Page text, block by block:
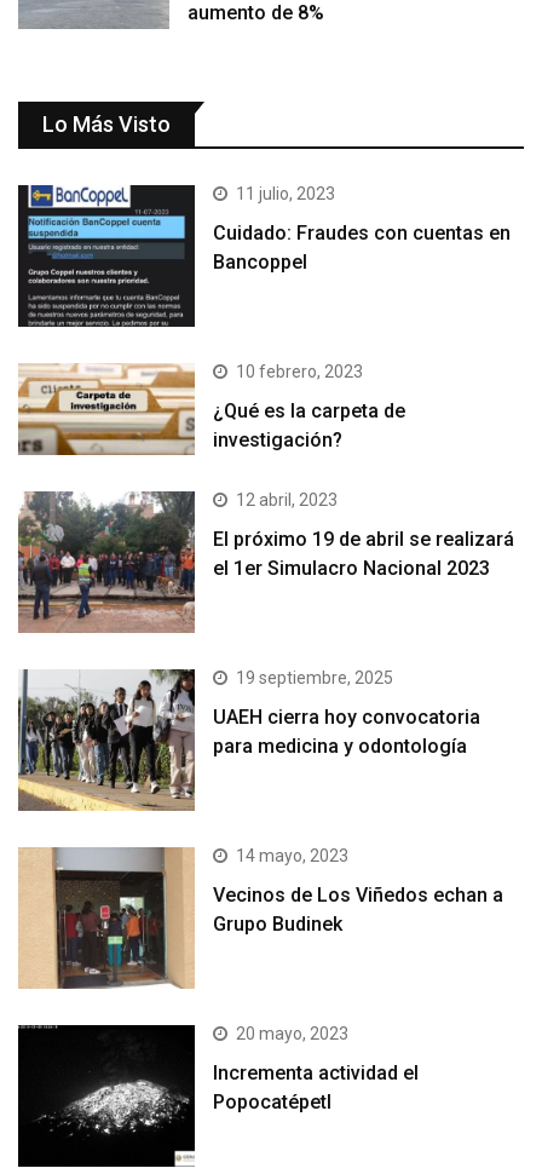
aumento de 8%
Lo Más Visto
11 julio, 2023
Cuidado: Fraudes con cuentas en
Bancoppel
10 febrero, 2023
¿Qué es la carpeta de
investigación?
12 abril, 2023
El próximo 19 de abril se realizará
el 1er Simulacro Nacional 2023
19 septiembre, 2025
UAEH cierra hoy convocatoria
para medicina y odontología
14 mayo, 2023
Vecinos de Los Viñedos echan a
Grupo Budinek
20 mayo, 2023
Incrementa actividad el
Popocatépetl